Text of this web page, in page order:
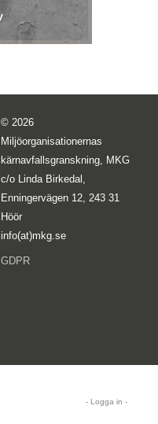
© 2026
Miljöorganisationernas
kärnavfallsgranskning, MKG
c/o Linda Birkedal,
Enningervägen 12, 243 31
Höör
info(at)mkg.se
GDPR
- Logga in -